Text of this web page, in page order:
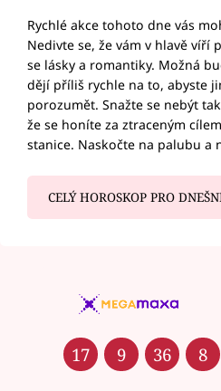
Rychlé akce tohoto dne vás
Nedivte se, že vám v hlavě
se lásky a romantiky. Možná
dějí příliš rychle na to, abyste
porozumět. Snažte se nebýt
že se honíte za ztraceným
stanice. Naskočte na palubu a
CELÝ HOROSKOP PRO
17 9 36 8